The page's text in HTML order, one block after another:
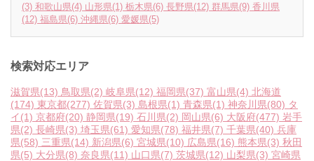
(3) 和歌山県(4) 山形県(1) 栃木県(6) 長野県(12) 群馬県(9) 香川県
(12) 福島県(6) 沖縄県(6) 愛媛県(5)
検索対応エリア
滋賀県(13) 鳥取県(2) 岐阜県(12) 福岡県(37) 富山県(4) 北海道
(174) 東京都(277) 佐賀県(3) 島根県(1) 青森県(1) 神奈川県(80) タ
イ(1) 京都府(20) 静岡県(19) 石川県(2) 岡山県(6) 大阪府(477) 岩手
県(2) 長崎県(3) 埼玉県(61) 愛知県(78) 福井県(7) 千葉県(40) 兵庫
県(58) 三重県(14) 新潟県(6) 宮城県(10) 広島県(16) 熊本県(3) 秋田
県(5) 大分県(8) 奈良県(11) 山口県(7) 茨城県(12) 山梨県(3) 宮崎県